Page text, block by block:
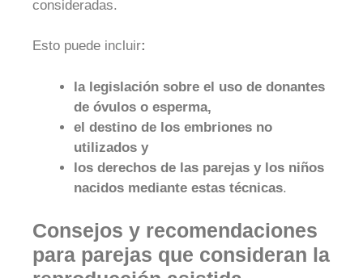
consideradas.
Esto puede incluir:
la legislación sobre el uso de donantes
de óvulos o esperma,
el destino de los embriones no
utilizados y
los derechos de las parejas y los niños
nacidos mediante estas técnicas.
Consejos y recomendaciones
para parejas que consideran la